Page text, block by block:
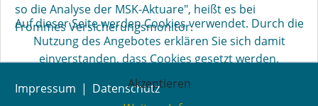
so die Analyse der MSK-Aktuare", heißt es bei
Frommes Versicherungsmonitor.
Impressum Datenschutz
Auf dieser Seite werden Cookies verwendet. Durch die
Nutzung des Angebotes erklären Sie sich damit
einverstanden, dass Cookies gesetzt werden.
Akzeptieren